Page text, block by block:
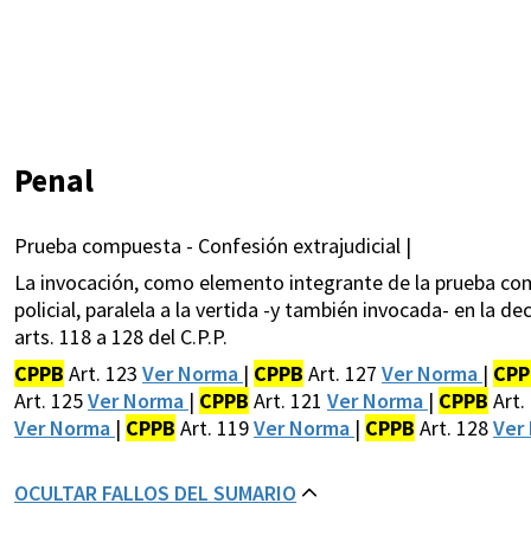
Penal
Prueba compuesta - Confesión extrajudicial |
La invocación, como elemento integrante de la prueba
policial, paralela a la vertida -y también invocada- en la
arts. 118 a 128 del C.P.P.
CPPB Art. 123 Ver Norma | CPPB Art. 127 Ver Norma |
Art. 125Ver Norma | CPPB Art. 121 Ver Norma | CPPB Art.
Ver Norma | CPPB Art. 119Ver Norma | CPPB Art. 128Ver
OCULTAR FALLOS DEL SUMARIO